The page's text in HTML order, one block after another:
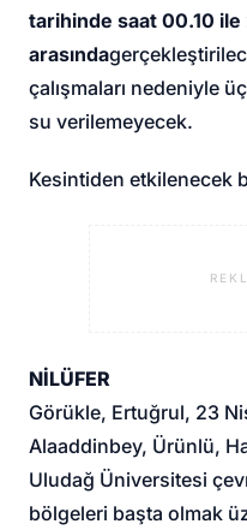
tarihinde saat 00.10 ile
arasında
çalışmaları nedeniyle
su verilemeyecek.
Kesintiden etkilenecek
NİLÜFER
Görükle, Ertuğrul, 23
Alaaddinbey, Ürünlü,
Uludağ Üniversitesi
bölgeleri başta olmak